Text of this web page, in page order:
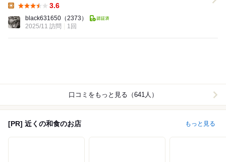
3.6
black631650 （2373）
2025/11 訪問
1回
口コミをもっと見る（641人）
[PR] 近くの和食のお店 もっと見る